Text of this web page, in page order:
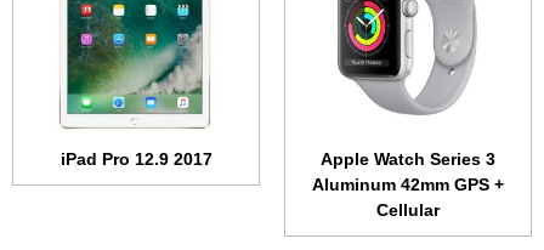
Apple Watch Series 3
Aluminum 42mm GPS +
Cellular
iPad Pro 12.9 2017
الذاكرة الداخلية:
4 جيجابايت
الكاميرا:
سداسي النواة 2.38 جيجاهرتز
عرض الموصفات ←
الشاشة:9.7 بوصة - 1536x2048 بكسل
32 أو 128 جيجابايت
الرام: 2 جيجابايت
الكاميرا:8 ميجابكسل بفتحة عدسة F/2.4
البطارية والشحن السريع: 8827 مللي أمبير